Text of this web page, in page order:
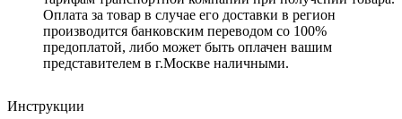
Оплата за товар в случае его доставки в регион
производится банковским переводом со 100%
предоплатой, либо может быть оплачен вашим
представителем в г.Москве наличными.
Инструкции